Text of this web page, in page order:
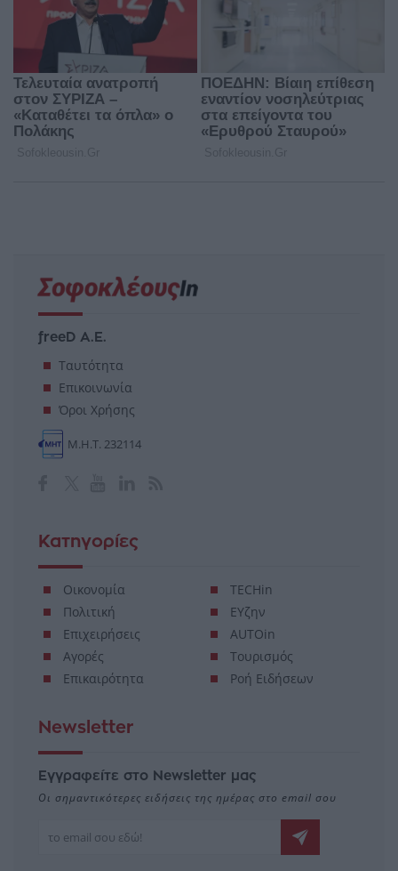
freeD Α.Ε.
Ταυτότητα
Επικοινωνία
Όροι Χρήσης
Μ.Η.Τ. 232114
Κατηγορίες
Οικονομία
Πολιτική
Επιχειρήσεις
Αγορές
Επικαιρότητα
TECHin
ΕΥζην
AUTOin
Τουρισμός
Ροή Ειδήσεων
Newsletter
Εγγραφείτε στο Newsletter μας
Οι σημαντικότερες ειδήσεις της ημέρας στο email σου